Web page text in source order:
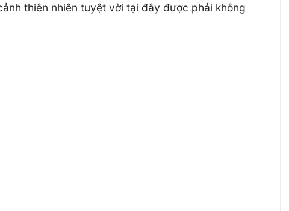
thiên nhiên tuyệt vời tại đây được phải không